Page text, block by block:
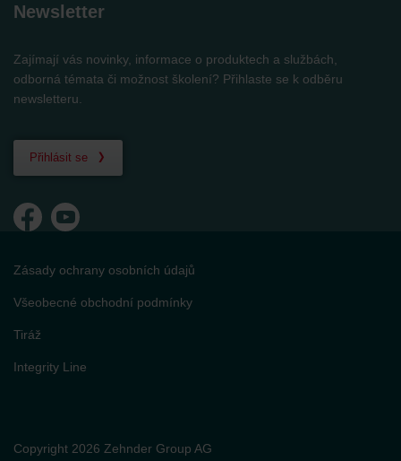
Newsletter
Zajímají vás novinky, informace o produktech a službách,
odborná témata či možnost školení? Přihlaste se k odběru
newsletteru.
Přihlásit se
Copyright 2026 Zehnder Group AG
Zásady ochrany osobních údajů
Všeobecné obchodní podmínky
Tiráž
Integrity Line